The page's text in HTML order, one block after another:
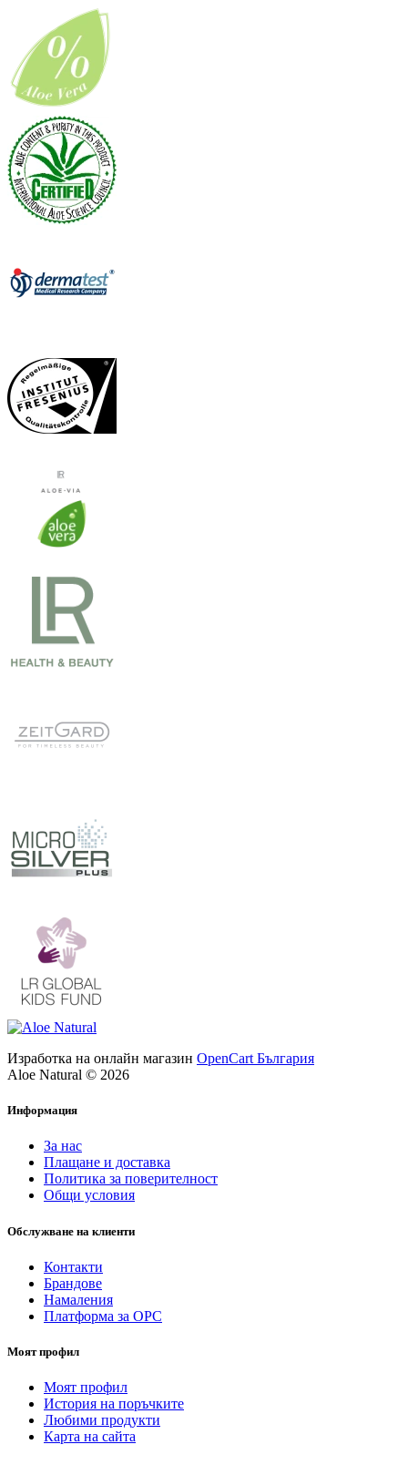
Изработка на онлайн магазин OpenCart България
Aloe Natural © 2026
Информация
За нас
Плащане и доставка
Политика за поверителност
Общи условия
Обслужване на клиенти
Контакти
Брандове
Намаления
Платформа за ОРС
Моят профил
Моят профил
История на поръчките
Любими продукти
Карта на сайта